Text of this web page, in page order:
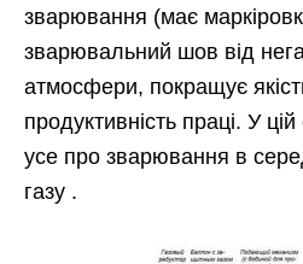
зварювання (має
зварювальний шов від
атмосфери, покращує
продуктивність праці. У
усе про зварювання в
газу .